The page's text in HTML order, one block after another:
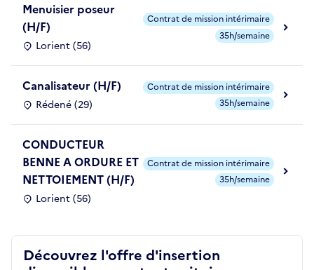
Menuisier poseur
(H/F)
Lorient (56)
Contrat de mission intérimaire
35h/semaine
Canalisateur (H/F)
Rédené (29)
Contrat de mission intérimaire
35h/semaine
CONDUCTEUR
BENNE A ORDURE ET
NETTOIEMENT (H/F)
Lorient (56)
Contrat de mission intérimaire
35h/semaine
Découvrez l'offre d'insertion